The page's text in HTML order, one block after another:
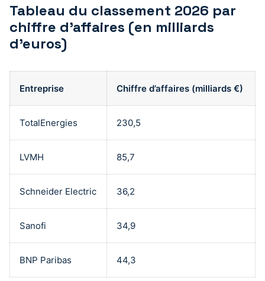
Tableau du classement 2026 par
chiffre d’affaires (en milliards
d’euros)
Entreprise Chiffre d’affaires (milliards €)
TotalEnergies 230,5
LVMH 85,7
Schneider Electric 36,2
Sanofi 34,9
BNP Paribas 44,3